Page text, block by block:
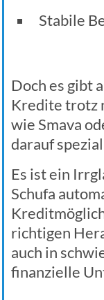
Stabile
Doch es gibt
Kredite trotz
wie Smava
darauf
Es ist ein
Schufa
richtigen
auch in
finanzielle